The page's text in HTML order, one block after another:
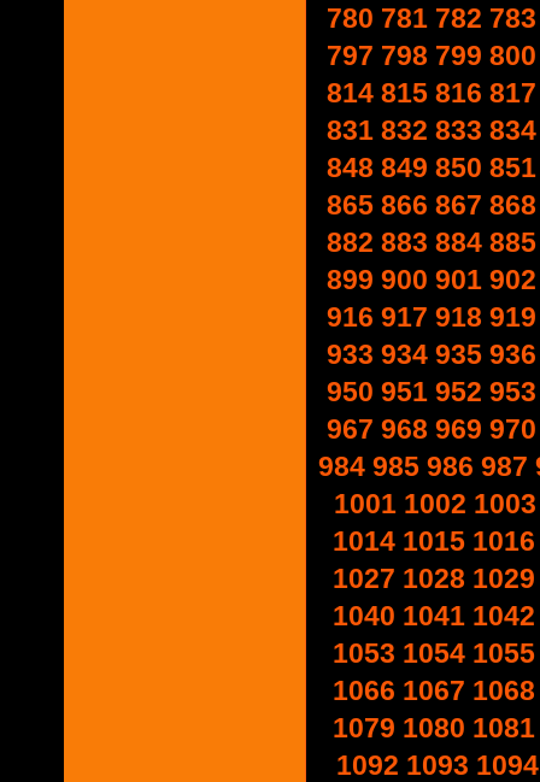
780 781 782 783
797 798 799 800
814 815 816 817
831 832 833 834
848 849 850 851
865 866 867 868
882 883 884 885
899 900 901 902
916 917 918 919
933 934 935 936
950 951 952 953
967 968 969 970
984 985 986 987
1001 1002 1003
1014 1015 1016
1027 1028 1029
1040 1041 1042
1053 1054 1055
1066 1067 1068
1079 1080 1081
1092 1093 1094